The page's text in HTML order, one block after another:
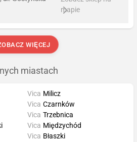
mapie
WIĘCEJ
miastach
Vica Milicz
Vica Czarnków
Vica Trzebnica
Vica Międzychód
Vica Błaszki